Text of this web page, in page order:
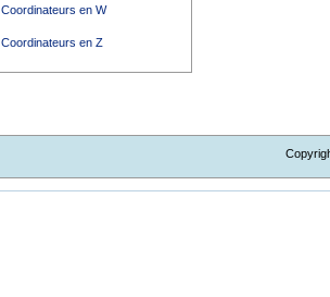
Coordinateurs en W
Coordinateurs en Z